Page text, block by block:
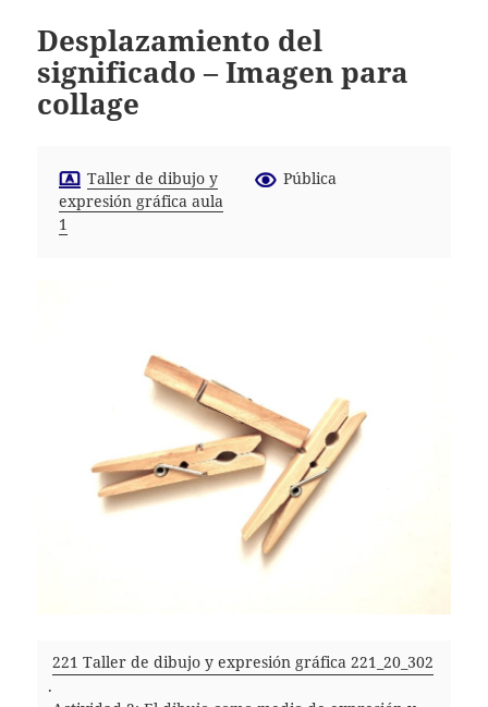
Desplazamiento del
significado – Imagen para
collage
Taller de dibujo y
expresión gráfica aula
1
Pública
221 Taller de dibujo y expresión gráfica 221_20_302
.